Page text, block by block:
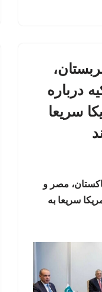
درباره
سریعا
مصر و
سریعا به